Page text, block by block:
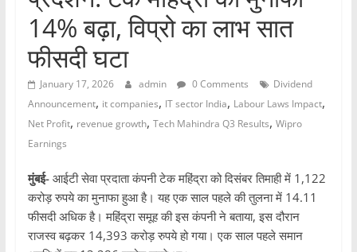
14% बढ़ा, विप्रो का लाभ सात
फीसदी घटा
January 17, 2026 admin 0 Comments
Dividend
Announcement, it companies, IT sector India, Labour Laws Impact,
Net Profit, revenue growth, Tech Mahindra Q3 Results, Wipro
Earnings
मुंबई-आईटी सेवा प्रदाता कंपनी टेक महिंद्रा को दिसंबर तिमाही में 1,122
करोड़ रुपये का मुनाफा हुआ है। यह एक साल पहले की तुलना में 14.11
फीसदी अधिक है। महिंद्रा समूह की इस कंपनी ने बताया, इस दौरान
राजस्व बढ़कर 14,393 करोड़ रुपये हो गया। एक साल पहले समान